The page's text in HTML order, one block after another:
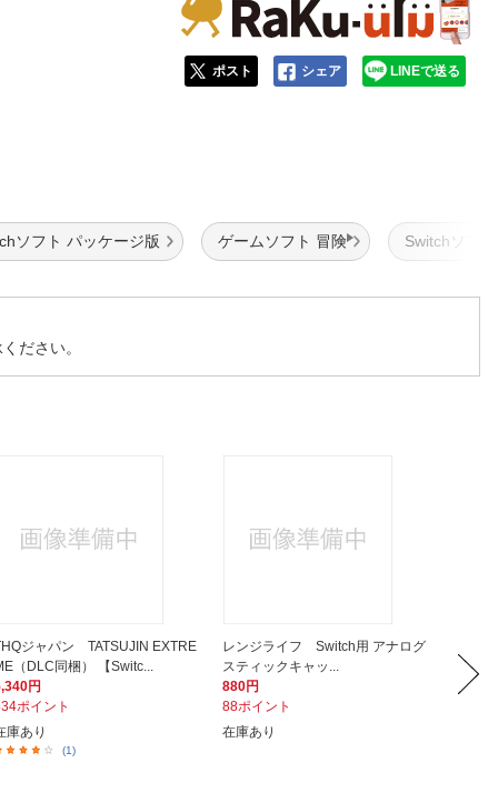
ポスト シェア LINEで送る
ソフト パッケージ版 ゲームソフト 冒険 Switchソフ
ださい。
ジャパン TATSUJIN EXTRE
（DLC同梱） 【Switc...
円
ポイント
庫あり
(1)
レンジライフ Switch用 アナログ
スティックキャッ...
880円
88ポイント
在庫あり
デル
2,080円